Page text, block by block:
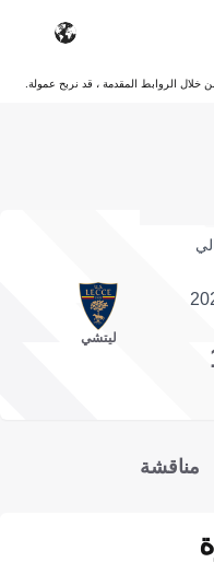
الروابط المقدمة ، قد نربح عمولة.
ليتشي
مناقشة